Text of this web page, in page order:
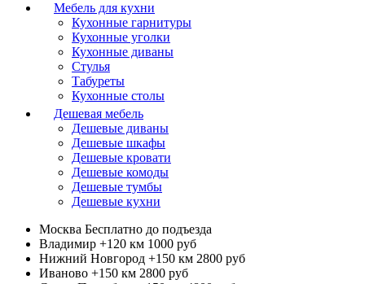
Мебель для кухни
Кухонные гарнитуры
Кухонные уголки
Кухонные диваны
Стулья
Табуреты
Кухонные столы
Дешевая мебель
Дешевые диваны
Дешевые шкафы
Дешевые кровати
Дешевые комоды
Дешевые тумбы
Дешевые кухни
Москва Бесплатно до подъезда
Владимир +120 км 1000 руб
Нижний Новгород +150 км 2800 руб
Иваново +150 км 2800 руб